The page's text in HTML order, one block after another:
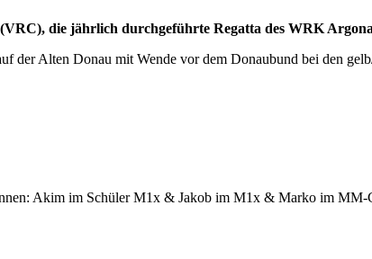
die jährlich durchgeführte Regatta des WRK
der Alten Donau mit Wende vor dem Donaubund bei den
Akim im Schüler M1x & Jakob im M1x & Marko im